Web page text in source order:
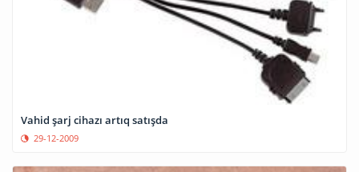
Vahid şarj cihazı artıq satışda
29-12-2009